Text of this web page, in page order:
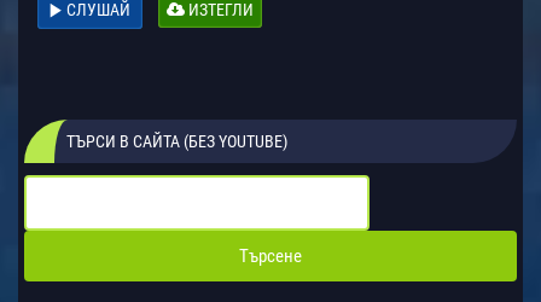
СЛУШАЙ ИЗТЕГЛИ
ТЪРСИ В САЙТА (БЕЗ YOUTUBE)